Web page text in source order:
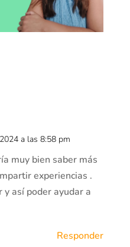
a las 8:58 pm
muy bien saber más
experiencias .
así poder ayudar a
Responder